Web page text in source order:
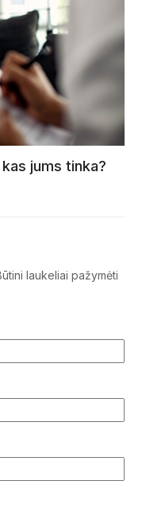
jums tinka?
laukeliai pažymėti